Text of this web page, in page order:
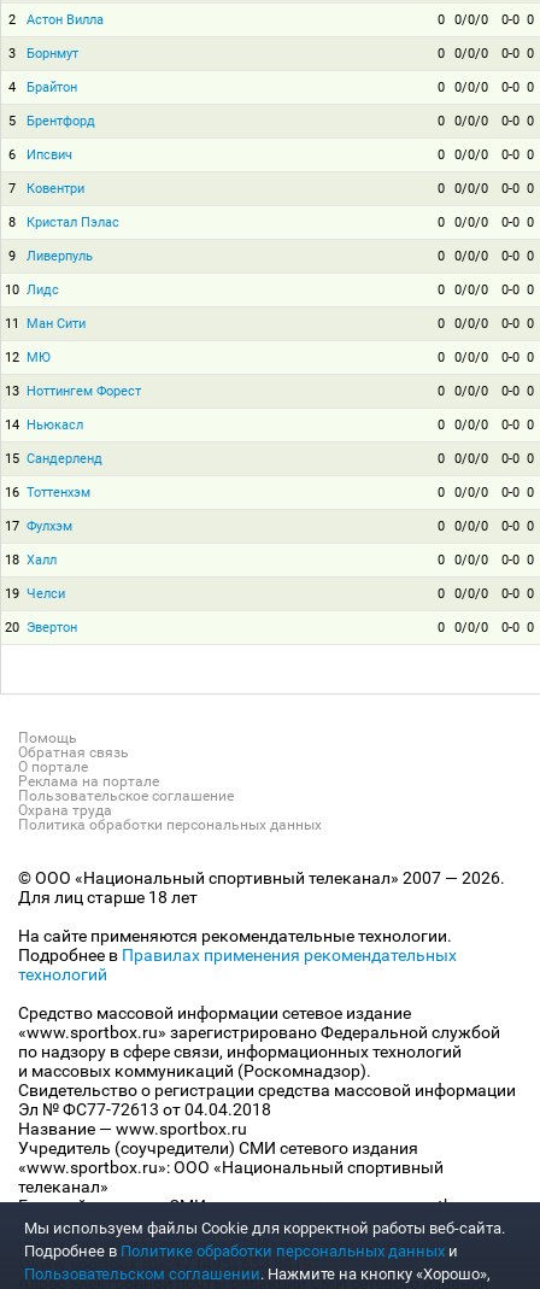
2 Астон Вилла 0 0/0/0 0-0 0
3 Борнмут 0 0/0/0 0-0 0
4 Брайтон 0 0/0/0 0-0 0
5 Брентфорд 0 0/0/0 0-0 0
6 Ипсвич 0 0/0/0 0-0 0
7 Ковентри 0 0/0/0 0-0 0
8 Кристал Пэлас 0 0/0/0 0-0 0
9 Ливерпуль 0 0/0/0 0-0 0
10 Лидс 0 0/0/0 0-0 0
11 Ман Сити 0 0/0/0 0-0 0
12 МЮ 0 0/0/0 0-0 0
13 Ноттингем Форест 0 0/0/0 0-0 0
14 Ньюкасл 0 0/0/0 0-0 0
15 Сандерленд 0 0/0/0 0-0 0
16 Тоттенхэм 0 0/0/0 0-0 0
17 Фулхэм 0 0/0/0 0-0 0
18 Халл 0 0/0/0 0-0 0
19 Челси 0 0/0/0 0-0 0
20 Эвертон 0 0/0/0 0-0 0
Помощь
Обратная связь
О портале
Реклама на портале
Пользовательское соглашение
Охрана труда
Политика обработки персональных данных
© ООО «Национальный спортивный телеканал» 2007 — 2026.
Для лиц старше 18 лет
На сайте применяются рекомендательные технологии.
Подробнее в Правилах применения рекомендательных
технологий
Средство массовой информации сетевое издание
«www.sportbox.ru» зарегистрировано Федеральной службой
по надзору в сфере связи, информационных технологий
и массовых коммуникаций (Роскомнадзор).
Свидетельство о регистрации средства массовой информации
Эл № ФС77-72613 от 04.04.2018
Название — www.sportbox.ru
Учредитель (соучредители) СМИ сетевого издания
«www.sportbox.ru»: ООО «Национальный спортивный
телеканал»
Главный редактор СМИ сетевого издания «www.sportbox.ru»:
Конов В.А.
Номер телефона редакции СМИ сетевого издания
«www.sportbox.ru»: +7 (495) 653 8419
Адрес электронной почты редакции СМИ сетевого издания
Мы используем файлы Сookie для корректной работы веб-сайта.
Подробнее в Политике обработки персональных данных и
Пользовательском соглашении. Нажмите на кнопку «Хорошо»,